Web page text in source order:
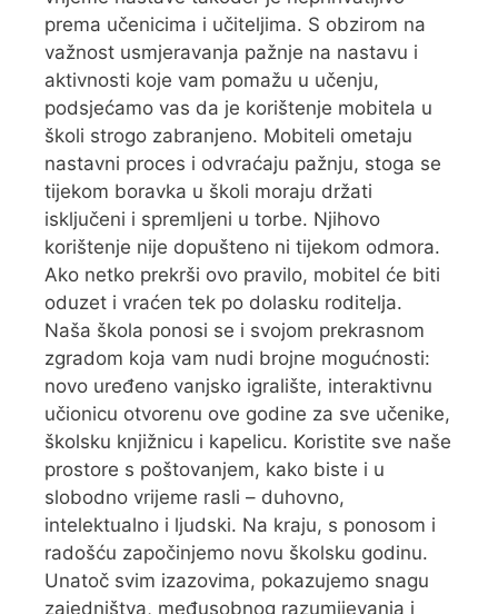
prema učenicima i učiteljima. S obzirom na
važnost usmjeravanja pažnje na nastavu i
aktivnosti koje vam pomažu u učenju,
podsjećamo vas da je korištenje mobitela u
školi strogo zabranjeno. Mobiteli ometaju
nastavni proces i odvraćaju pažnju, stoga se
tijekom boravka u školi moraju držati
isključeni i spremljeni u torbe. Njihovo
korištenje nije dopušteno ni tijekom odmora.
Ako netko prekrši ovo pravilo, mobitel će biti
oduzet i vraćen tek po dolasku roditelja.
Naša škola ponosi se i svojom prekrasnom
zgradom koja vam nudi brojne mogućnosti:
novo uređeno vanjsko igralište, interaktivnu
učionicu otvorenu ove godine za sve učenike,
školsku knjižnicu i kapelicu. Koristite sve naše
prostore s poštovanjem, kako biste i u
slobodno vrijeme rasli – duhovno,
intelektualno i ljudski. Na kraju, s ponosom i
radošću započinjemo novu školsku godinu.
Unatoč svim izazovima, pokazujemo snagu
zajedništva, međusobnog razumijevanja i